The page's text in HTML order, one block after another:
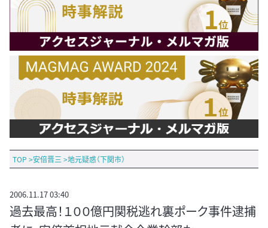
TOP >安倍晋三 >地元疑惑（下関市）
2006.11.17 03:40
過去最高！１００億円関税逃れ裏ポーク事件逮捕